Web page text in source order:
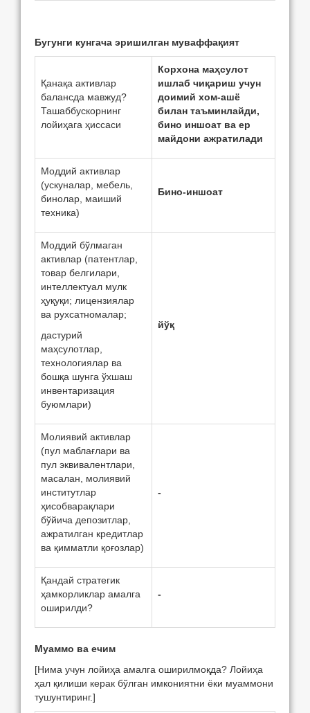
Бугунги кунгача эришилган муваффақият
Қанақа активлар
балансда мавжуд?
Ташаббускорнинг
лойиҳага ҳиссаси
Корхона маҳсулот
ишлаб чиқариш учун
доимий хом-ашё
билан таъминлайди,
бино иншоат ва ер
майдони ажратилади
Моддий активлар
(ускуналар, мeбeль,
бинолар, маиший
техника)
Бино-иншоат
Моддий бўлмаган
активлар (патентлар,
товар белгилари,
интеллектуал мулк
ҳуқуқи; лицензиялар
ва рухсатномалар;
дастурий
маҳсулотлар,
технологиялар ва
бошқа шунга ўхшаш
инвентаризация
буюмлари)
йўқ
Молиявий активлар
(пул маблағлари ва
пул эквивалентлари,
масалан, молиявий
институтлар
ҳисобварақлари
бўйича депозитлар,
ажратилган кредитлар
ва қимматли қоғозлар)
-
Қандай стратегик
ҳамкорликлар амалга
оширилди?
-
Муаммо ва eчим
[Нима учун лойиҳа амалга оширилмоқда? Лойиҳа
ҳал қилиши керак бўлган имкониятни ёки муаммони
тушунтиринг.]